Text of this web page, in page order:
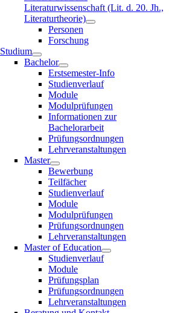
Literaturwissenschaft (Lit. d. 20. Jh.,
Literaturtheorie)
Personen
Forschung
Studium
Bachelor
Erstsemester-Info
Studienverlauf
Module
Modulprüfungen
Informationen zur
Bachelorarbeit
Prüfungsordnungen
Lehrveranstaltungen
Master
Bewerbung
Teilfächer
Studienverlauf
Module
Modulprüfungen
Prüfungsordnungen
Lehrveranstaltungen
Master of Education
Studienverlauf
Module
Prüfungsplan
Prüfungsordnungen
Lehrveranstaltungen